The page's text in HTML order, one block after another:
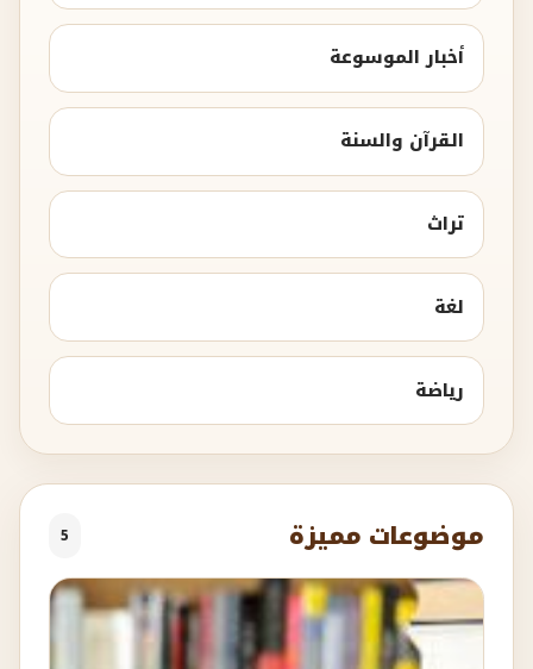
أخبار الموسوعة
القرآن والسنة
تراث
لغة
رياضة
موضوعات مميزة 5